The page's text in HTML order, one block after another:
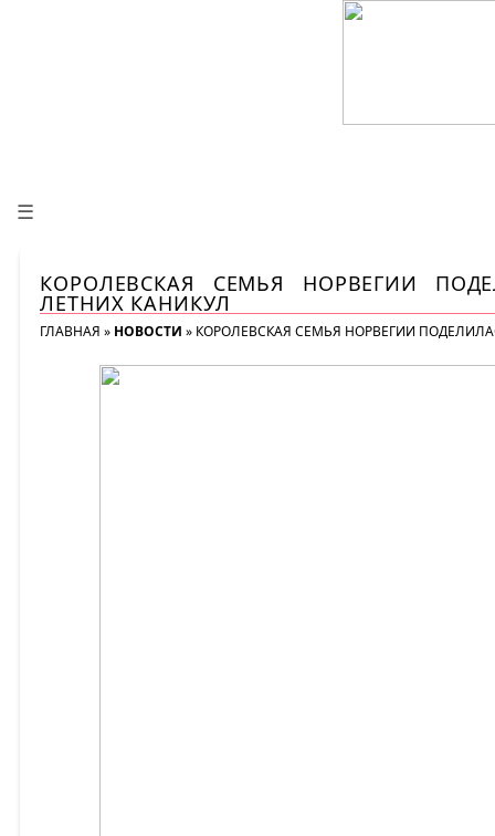
☰
КОРОЛЕВСКАЯ СЕМЬЯ НОРВЕГИИ
ЛЕТНИХ КАНИКУЛ
ГЛАВНАЯ » НОВОСТИ » КОРОЛЕВСКАЯ СЕМЬЯ НОРВЕГИИ